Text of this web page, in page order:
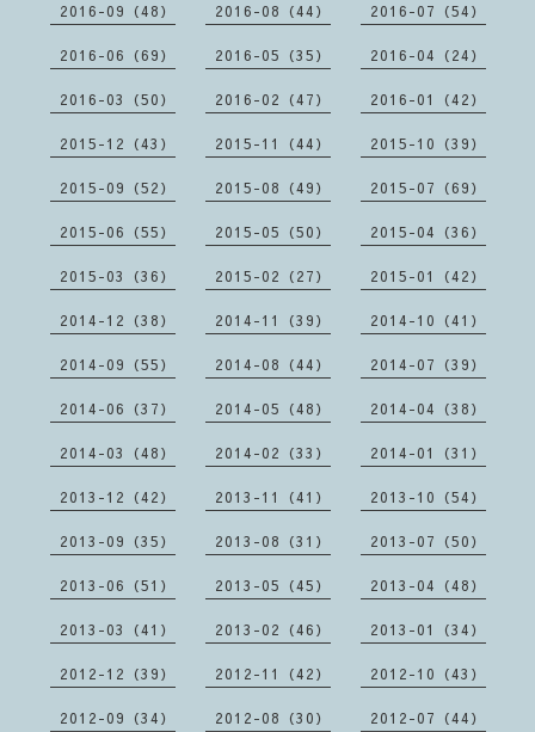
2016-09（48） 2016-08（44） 2016-07（54）
2016-06（69） 2016-05（35） 2016-04（24）
2016-03（50） 2016-02（47） 2016-01（42）
2015-12（43） 2015-11（44） 2015-10（39）
2015-09（52） 2015-08（49） 2015-07（69）
2015-06（55） 2015-05（50） 2015-04（36）
2015-03（36） 2015-02（27） 2015-01（42）
2014-12（38） 2014-11（39） 2014-10（41）
2014-09（55） 2014-08（44） 2014-07（39）
2014-06（37） 2014-05（48） 2014-04（38）
2014-03（48） 2014-02（33） 2014-01（31）
2013-12（42） 2013-11（41） 2013-10（54）
2013-09（35） 2013-08（31） 2013-07（50）
2013-06（51） 2013-05（45） 2013-04（48）
2013-03（41） 2013-02（46） 2013-01（34）
2012-12（39） 2012-11（42） 2012-10（43）
2012-09（34） 2012-08（30） 2012-07（44）